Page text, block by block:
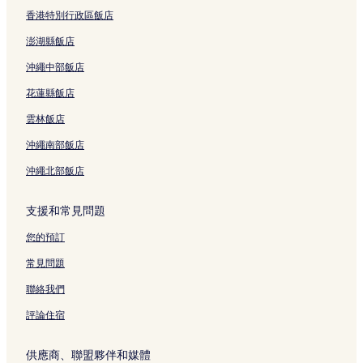
永福寺蛸藥師堂附近的飯店
紫織庵附近的飯店
Machikado Minaport 公共自行車租借站附近的飯店
京都觀光資訊中心附近的飯店
京都聖主座教堂附近的飯店
錦市場附近的飯店
香港特別行政區飯店
澎湖縣飯店
沖繩中部飯店
花蓮縣飯店
雲林飯店
沖繩南部飯店
沖繩北部飯店
支援和常見問題
您的預訂
常見問題
聯絡我們
評論住宿
供應商、聯盟夥伴和媒體